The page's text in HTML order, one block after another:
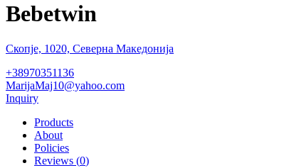
Bebetwin
Скопје, 1020, Северна Македонија
+38970351136
MarijaMaj10@yahoo.com
Inquiry
Products
About
Policies
Reviews (0)